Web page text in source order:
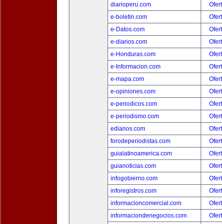
diarioperu.com
e-boletin.com
e-Datos.com
e-diarios.com
e-Honduras.com
e-Informacion.com
e-mapa.com
e-opiniones.com
e-periodicos.com
e-periodismo.com
ediarios.com
forodeperiodistas.com
guialatinoamerica.com
guianoticias.com
infogobierno.com
inforegistros.com
informacioncomercial.com
informaciondenegocios.com